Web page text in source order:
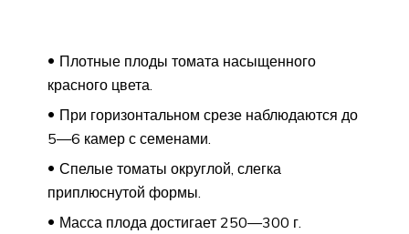
Плотные плоды томата насыщенного
красного цвета.
При горизонтальном срезе наблюдаются до
5—6 камер с семенами.
Спелые томаты округлой, слегка
приплюснутой формы.
Масса плода достигает 250—300 г.